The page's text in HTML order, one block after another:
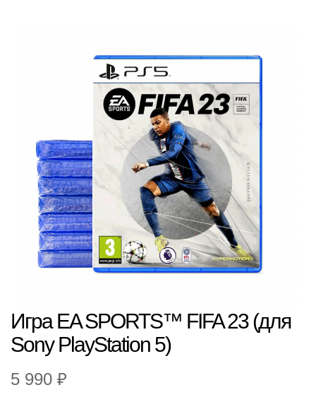
Игра EA SPORTS™ FIFA 23 (для
Sony PlayStation 5)
5 990 ₽